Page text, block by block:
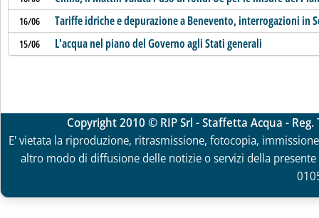
16/06 Tariffe idriche e depurazione a Benevento, interrogazioni in
15/06 L'acqua nel piano del Governo agli Stati generali
Copyright 2010 © RIP Srl - Staffetta Acqua -
E' vietata la riproduzione, ritrasmissione, fotocopia,
altro modo di diffusione delle notizie o servizi della